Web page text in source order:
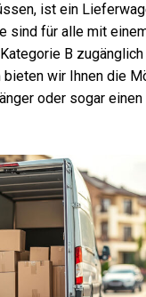
ist ein
sind für alle mit
B
bieten wir Ihnen die
oder sogar